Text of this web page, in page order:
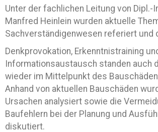
Unter der fachlichen Leitung von Dipl.-
Manfred Heinlein wurden aktuelle
Sachverständigenwesen referiert und
Denkprovokation, Erkenntnistraining
Informationsaustausch standen auch
wieder im Mittelpunkt des
Anhand von aktuellen Bauschäden
Ursachen analysiert sowie die
Baufehlern bei der Planung und
diskutiert.